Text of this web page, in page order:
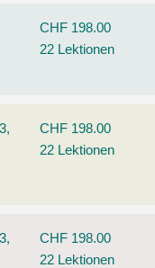
CHF 198.00
22 Lektionen
CHF 198.00
22 Lektionen
CHF 198.00
22 Lektionen